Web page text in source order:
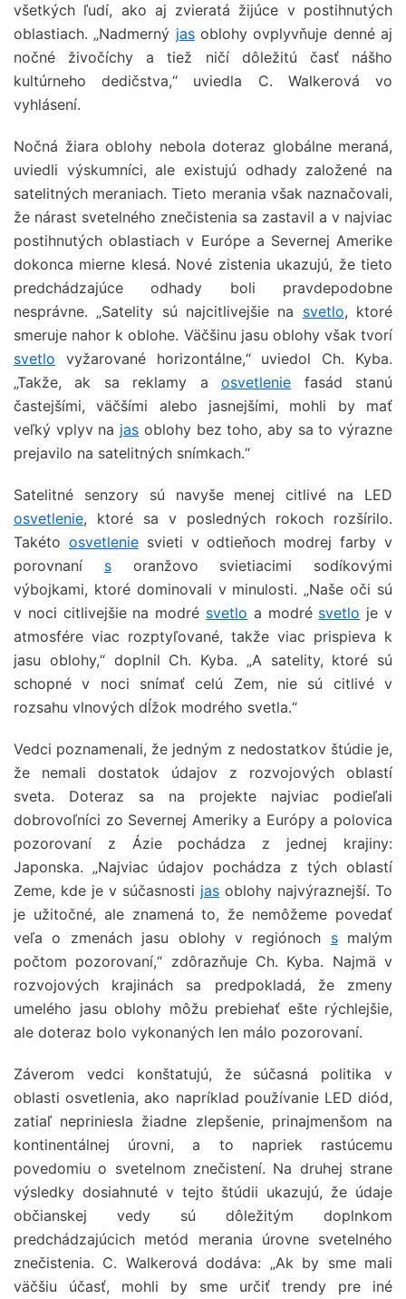
všetkých ľudí, ako aj zvieratá žijúce v postihnutých
oblastiach. „Nadmerný jasoblohy ovplyvňuje denné aj
nočné živočíchy a tiež ničí dôležitú časť nášho
kultúrneho dedičstva,“ uviedla C. Walkerová vo
vyhlásení.
Nočná žiara oblohy nebola doteraz globálne meraná,
uviedli výskumníci, ale existujú odhady založené na
satelitných meraniach. Tieto merania však naznačovali,
že nárast svetelného znečistenia sa zastavil a v najviac
postihnutých oblastiach v Európe a Severnej Amerike
dokonca mierne klesá. Nové zistenia ukazujú, že tieto
predchádzajúce odhady boli pravdepodobne
nesprávne. „Satelity sú najcitlivejšie na svetlo, ktoré
smeruje nahor k oblohe. Väčšinu jasu oblohy však tvorí
svetlo vyžarované horizontálne,“ uviedol Ch. Kyba.
„Takže, ak sa reklamy aosvetlenie fasád stanú
častejšími, väčšími alebo jasnejšími, mohli by mať
veľký vplyv na jas oblohy bez toho, aby sa to výrazne
prejavilo na satelitných snímkach.“
Satelitné senzory sú navyše menej citlivé na LED
osvetlenie, ktoré sa v posledných rokoch rozšírilo.
Takéto osvetleniesvieti v odtieňoch modrej farby v
porovnaní soranžovo svietiacimi sodíkovými
výbojkami, ktoré dominovali v minulosti. „Naše oči sú
v noci citlivejšie na modré svetlo a modré svetlo je v
atmosfére viac rozptyľované, takže viac prispieva k
jasu oblohy,“ doplnil Ch. Kyba. „A satelity, ktoré sú
schopné v noci snímať celú Zem, nie sú citlivé v
rozsahu vlnových dĺžok modrého svetla.“
Vedci poznamenali, že jedným z nedostatkov štúdie je,
že nemali dostatok údajov z rozvojových oblastí
sveta. Doteraz sa na projekte najviac podieľali
dobrovoľníci zo Severnej Ameriky a Európy a polovica
pozorovaní z Ázie pochádza z jednej krajiny:
Japonska. „Najviac údajov pochádza z tých oblastí
Zeme, kde je v súčasnosti jas oblohy najvýraznejší. To
je užitočné, ale znamená to, že nemôžeme povedať
veľa o zmenách jasu oblohy v regiónoch smalým
počtom pozorovaní,“ zdôrazňuje Ch. Kyba. Najmä v
rozvojových krajinách sa predpokladá, že zmeny
umelého jasu oblohy môžu prebiehať ešte rýchlejšie,
ale doteraz bolo vykonaných len málo pozorovaní.
Záverom vedci konštatujú, že súčasná politika v
oblasti osvetlenia, ako napríklad používanie LED diód,
zatiaľ nepriniesla žiadne zlepšenie, prinajmenšom na
kontinentálnej úrovni, a to napriek rastúcemu
povedomiu o svetelnom znečistení. Na druhej strane
výsledky dosiahnuté v tejto štúdii ukazujú, že údaje
občianskej vedy sú dôležitým doplnkom
predchádzajúcich metód merania úrovne svetelného
znečistenia. C. Walkerová dodáva: „Ak by sme mali
väčšiu účasť, mohli by sme určiť trendy pre iné